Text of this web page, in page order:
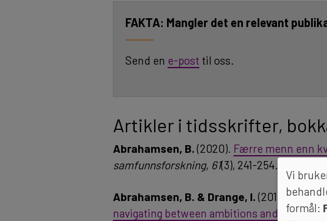
Mangler det en relevant
Send en e-post til oss.
Artikler i tidsskrifter,
Abrahamsen, B.(2020). Færre menn enn
samfunnsforskning, 61(3), 241-254.
Abrahamsen, B. & Drange, I.(2015).Ethnic
navigating between ambitions and
Vi
formål: